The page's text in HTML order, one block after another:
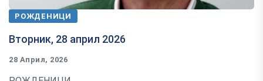
РОЖДЕНИЦИ
Вторник, 28 април 2026
28 Април, 2026